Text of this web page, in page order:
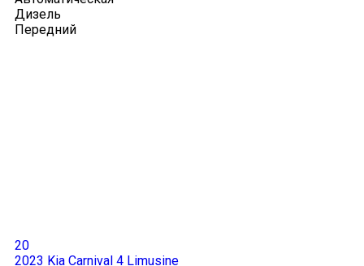
Дизель
Передний
20
2023 Kia Carnival 4 Limusine